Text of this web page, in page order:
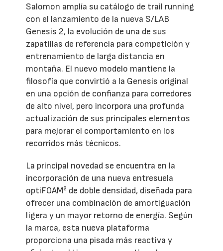
Salomon amplía su catálogo de trail running
con el lanzamiento de la nueva S/LAB
Genesis 2, la evolución de una de sus
zapatillas de referencia para competición y
entrenamiento de larga distancia en
montaña. El nuevo modelo mantiene la
filosofía que convirtió a la Genesis original
en una opción de confianza para corredores
de alto nivel, pero incorpora una profunda
actualización de sus principales elementos
para mejorar el comportamiento en los
recorridos más técnicos.
La principal novedad se encuentra en la
incorporación de una nueva entresuela
optiFOAM² de doble densidad, diseñada para
ofrecer una combinación de amortiguación
ligera y un mayor retorno de energía. Según
la marca, esta nueva plataforma
proporciona una pisada más reactiva y